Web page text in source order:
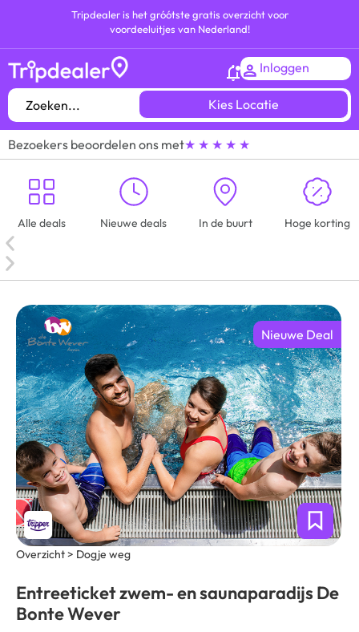
Tripdealer is het gróótste gratis overzicht voor
voordeeluitjes van Nederland!
Inloggen
Kies Locatie
Bezoekers beoordelen ons met★ ★ ★ ★ ★
Alle deals Nieuwe deals In de buurt Hoge korting
Nieuwe Deal
Overzicht > Dogje weg
Entreeticket zwem- en saunaparadijs De
Bonte Wever